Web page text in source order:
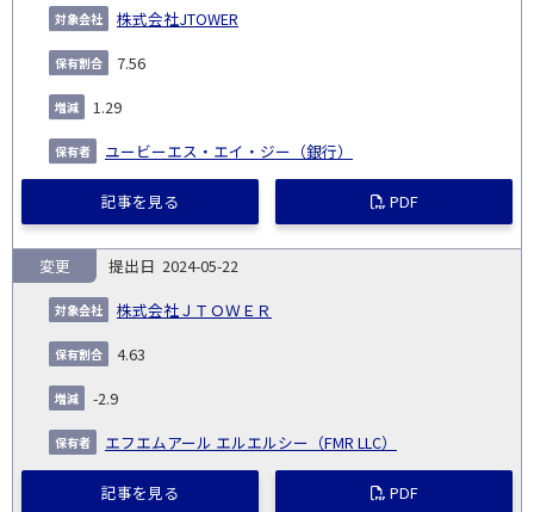
株式会社JTOWER
7.56
1.29
ユービーエス・エイ・ジー（銀行）
記事を見る PDF
2024-05-22
株式会社ＪＴＯＷＥＲ
変更
4.63
-2.9
エフエムアール エルエルシー（FMR LLC）
記事を見る PDF